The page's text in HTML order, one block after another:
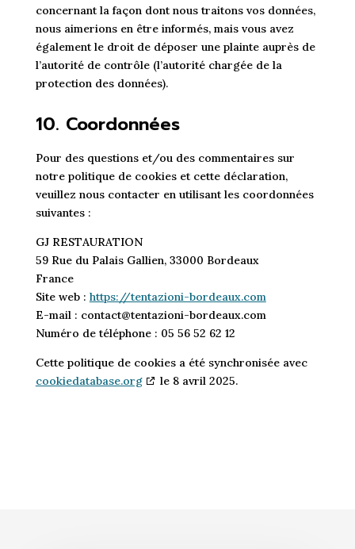
concernant la façon dont nous traitons vos données,
nous aimerions en être informés, mais vous avez
également le droit de déposer une plainte auprès de
l’autorité de contrôle (l’autorité chargée de la
protection des données).
10. Coordonnées
Pour des questions et/ou des commentaires sur
notre politique de cookies et cette déclaration,
veuillez nous contacter en utilisant les coordonnées
suivantes :
GJ RESTAURATION
59 Rue du Palais Gallien, 33000 Bordeaux
France
Site web : https://tentazioni-bordeaux.com
E-mail : contact@tentazioni-bordeaux.com
Numéro de téléphone : 05 56 52 62 12
Cette politique de cookies a été synchronisée avec
cookiedatabase.org
le 8 avril 2025.